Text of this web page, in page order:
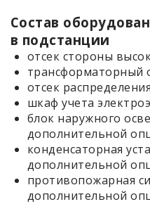
Состав
в подстанции
отсек стороны
трансформаторный
отсек
шкаф учета
блок наружного
дополнительной
конденсаторная
дополнительной
противопожарная
дополнительной